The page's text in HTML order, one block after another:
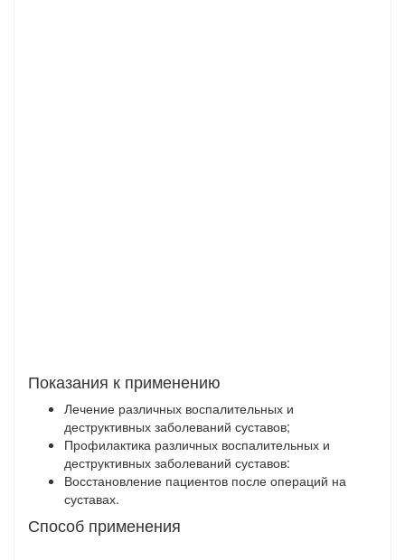
Показания к применению
Лечение различных воспалительных и
деструктивных заболеваний суставов;
Профилактика различных воспалительных и
деструктивных заболеваний суставов:
Восстановление пациентов после операций на
суставах.
Способ применения